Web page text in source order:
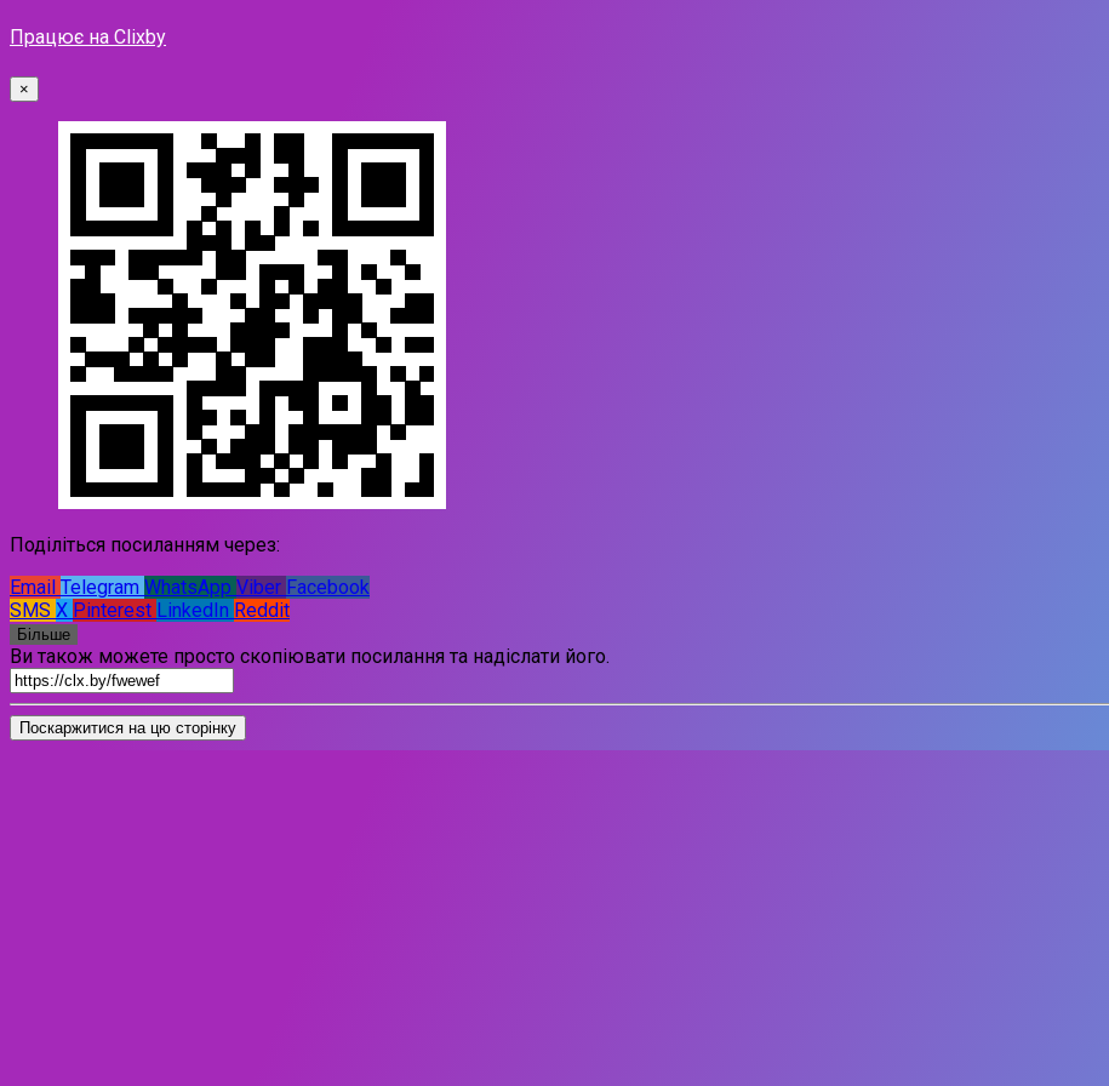
Працює на Clixby
×
Поділіться посиланням через:
Email Telegram WhatsApp Viber Facebook
SMS X Pinterest LinkedIn Reddit
Більше
Ви також можете просто скопіювати посилання та надіслати його.
Поскаржитися на цю сторінку